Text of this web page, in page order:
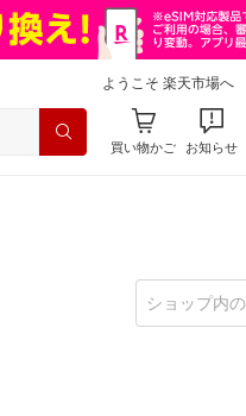
ようこそ 楽天市場へ
買い物かご お知らせ